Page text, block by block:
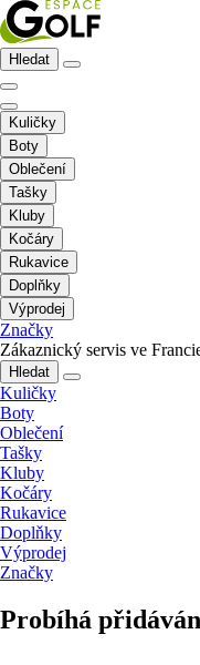
Hledat
Kuličky
Boty
Oblečení
Tašky
Kluby
Kočáry
Rukavice
Doplňky
Výprodej
Značky
Zákaznický servis ve
Hledat
Kuličky
Boty
Oblečení
Tašky
Kluby
Kočáry
Rukavice
Doplňky
Výprodej
Značky
Probíhá